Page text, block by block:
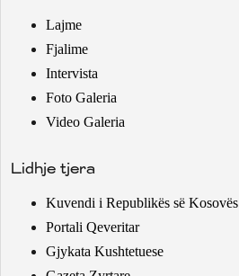
Lajme
Fjalime
Intervista
Foto Galeria
Video Galeria
Lidhje tjera
Kuvendi i Republikës së Kosovës
Portali Qeveritar
Gjykata Kushtetuese